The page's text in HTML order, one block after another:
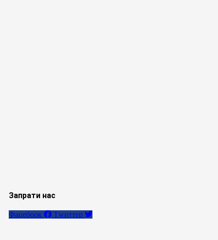
Запрати нас
Фацебоок Тwиттер